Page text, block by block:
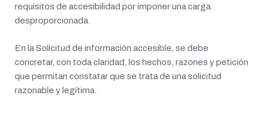
requisitos de accesibilidad por imponer una carga
desproporcionada.
En la Solicitud de información accesible, se debe
concretar, con toda claridad, los hechos, razones y petición
que permitan constatar que se trata de una solicitud
razonable y legítima.